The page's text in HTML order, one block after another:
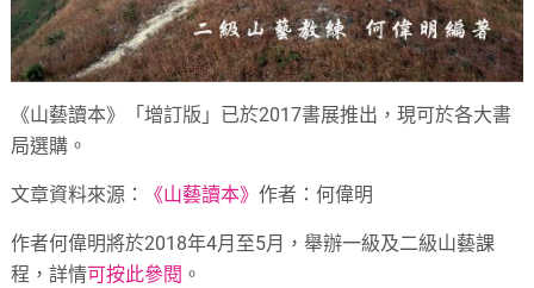
《山藝讀本》「增訂版」已於2017書展推出，現可於各大書
局選購。
文章資料來源： 《山藝讀本》作者：何偉明
作者何偉明將於2018年4月至5月，舉辦一級及二級山藝課
程，詳情可按此參閱 。